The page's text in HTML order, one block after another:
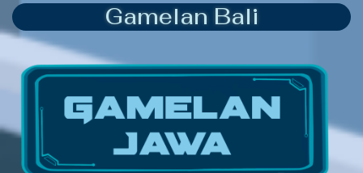
Gamelan Bali